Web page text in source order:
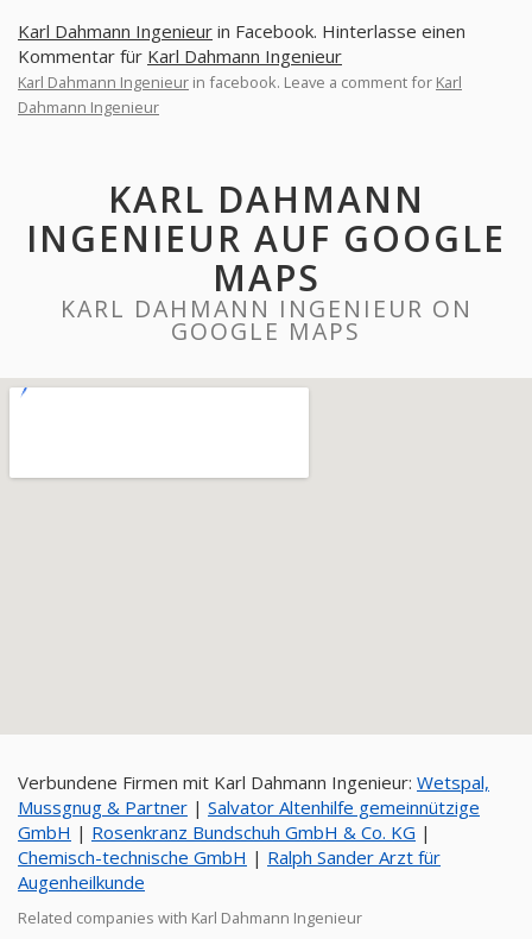
Karl Dahmann Ingenieur in Facebook. Hinterlasse einen
Kommentar für Karl Dahmann Ingenieur
Karl Dahmann Ingenieur in facebook. Leave a comment for Karl
Dahmann Ingenieur
KARL DAHMANN
INGENIEUR AUF GOOGLE
MAPS
KARL DAHMANN INGENIEUR ON
GOOGLE MAPS
Verbundene Firmen mit Karl Dahmann Ingenieur: Wetspal,
Mussgnug & Partner | Salvator Altenhilfe gemeinnützige
GmbH | Rosenkranz Bundschuh GmbH & Co. KG |
Chemisch-technische GmbH | Ralph Sander Arzt für
Augenheilkunde
Related companies with Karl Dahmann Ingenieur